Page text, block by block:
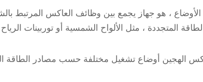
، هو جهاز يجمع بين وظائف العاكس المرتبط